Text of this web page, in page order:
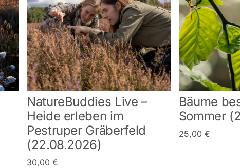
NatureBuddies Live –
Heide erleben im
Pestruper Gräberfeld
(22.08.2026)
30,00 €
Bäume
Sommer
25,00 €